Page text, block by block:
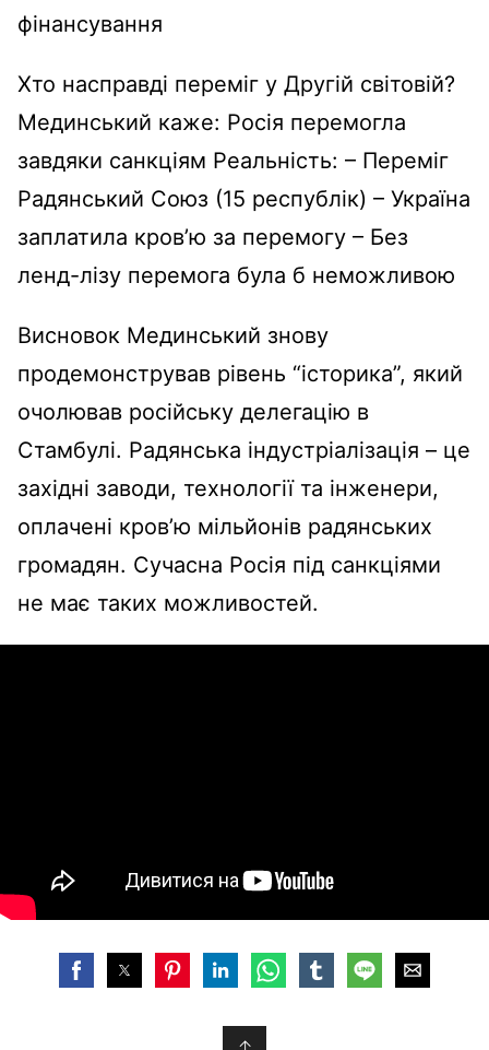
фінансування
Хто насправді переміг у Другій світовій?
Мединський каже: Росія перемогла
завдяки санкціям Реальність: – Переміг
Радянський Союз (15 республік) – Україна
заплатила кров’ю за перемогу – Без
ленд-лізу перемога була б неможливою
Висновок Мединський знову
продемонстрував рівень “історика”, який
очолював російську делегацію в
Стамбулі. Радянська індустріалізація – це
західні заводи, технології та інженери,
оплачені кров’ю мільйонів радянських
громадян. Сучасна Росія під санкціями
не має таких можливостей.